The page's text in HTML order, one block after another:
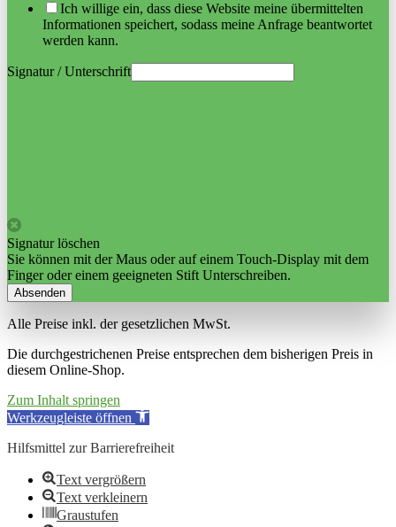
Ich willige ein, dass diese Website meine übermittelten
Informationen speichert, sodass meine Anfrage beantwortet
werden kann.
Signatur / Unterschrift
Signatur löschen
Sie können mit der Maus oder auf einem Touch-Display mit dem
Finger oder einem geeigneten Stift Unterschreiben.
Absenden
Alle Preise inkl. der gesetzlichen MwSt.
Die durchgestrichenen Preise entsprechen dem bisherigen Preis in
diesem Online-Shop.
Zum Inhalt springen
Werkzeugleiste öffnen
Hilfsmittel zur Barrierefreiheit
Text vergrößern
Text verkleinern
Graustufen